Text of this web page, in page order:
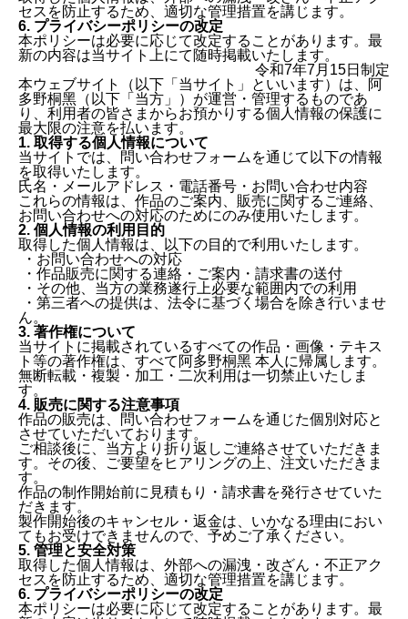
セスを防止するため、適切な管理措置を講じます。
6. プライバシーポリシーの改定
本ポリシーは必要に応じて改定することがあります。最
新の内容は当サイト上にて随時掲載いたします。
令和7年7月15日制定
本ウェブサイト（以下「当サイト」といいます）は、阿
多野桐黑（以下「当方」）が運営・管理するものであ
り、利用者の皆さまからお預かりする個人情報の保護に
最大限の注意を払います。
1. 取得する個人情報について
当サイトでは、問い合わせフォームを通じて以下の情報
を取得いたします。
氏名・メールアドレス・電話番号・お問い合わせ内容
これらの情報は、作品のご案内、販売に関するご連絡、
お問い合わせへの対応のためにのみ使用いたします。
2. 個人情報の利用目的
取得した個人情報は、以下の目的で利用いたします。
・お問い合わせへの対応
・作品販売に関する連絡・ご案内・請求書の送付
・その他、当方の業務遂行上必要な範囲内での利用
・第三者への提供は、法令に基づく場合を除き行いませ
ん。
3. 著作権について
当サイトに掲載されているすべての作品・画像・テキス
ト等の著作権は、すべて阿多野桐黑 本人に帰属します。
無断転載・複製・加工・二次利用は一切禁止いたしま
す。
4. 販売に関する注意事項
作品の販売は、問い合わせフォームを通じた個別対応と
させていただいております。
ご相談後に、当方より折り返しご連絡させていただきま
す。その後、ご要望をヒアリングの上、注文いただきま
す。
作品の制作開始前に見積もり・請求書を発行させていた
だきます。
製作開始後のキャンセル・返金は、いかなる理由におい
てもお受けできませんので、予めご了承ください。
5. 管理と安全対策
取得した個人情報は、外部への漏洩・改ざん・不正アク
セスを防止するため、適切な管理措置を講じます。
6. プライバシーポリシーの改定
本ポリシーは必要に応じて改定することがあります。最